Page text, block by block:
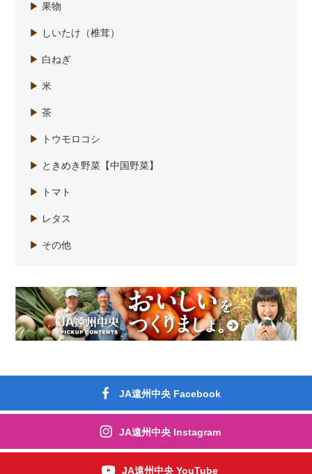
▶ 果物
▶ しいたけ（椎茸）
▶ 白ねぎ
▶ 米
▶ 茶
▶ トウモロコシ
▶ ときめき野菜【中国野菜】
▶ トマト
▶ レタス
▶ その他
JA遠州中央 Facebook
JA遠州中央 Instagram
JA遠州中央 YouTube